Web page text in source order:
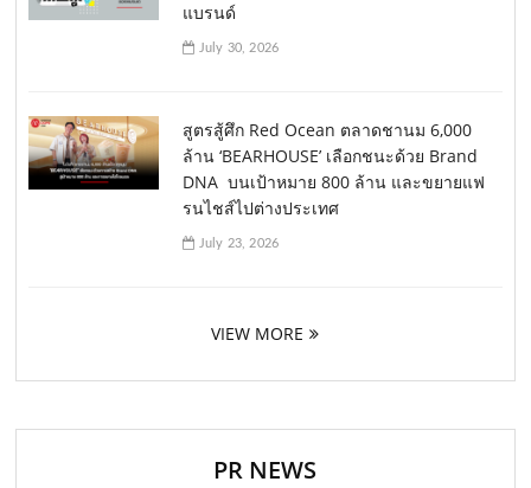
แบรนด์
July 30, 2026
สูตรสู้ศึก Red Ocean ตลาดชานม 6,000
ล้าน ‘BEARHOUSE’ เลือกชนะด้วย Brand
DNA บนเป้าหมาย 800 ล้าน และขยายแฟ
รนไชส์ไปต่างประเทศ
July 23, 2026
VIEW MORE
PR NEWS